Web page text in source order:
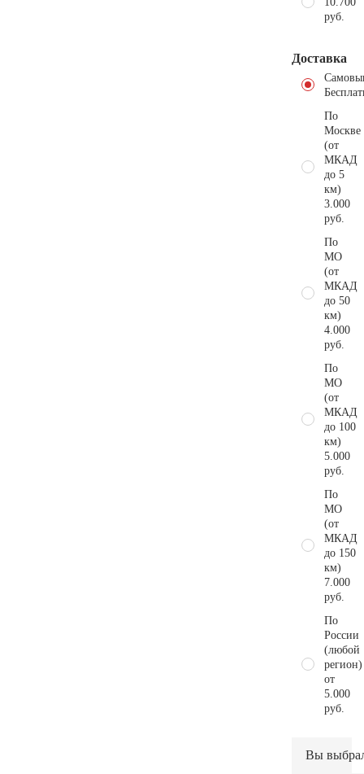
руб.
Доставка
По
Москве
(от
МКАД
до 5
км)
3.000
руб.
По
МО
(от
МКАД
до 50
км)
4.000
руб.
По
МО
(от
МКАД
до 100
км)
5.000
руб.
По
МО
(от
МКАД
до 150
км)
7.000
руб.
По
России
(любой
регион)
от
5.000
руб.
Вы